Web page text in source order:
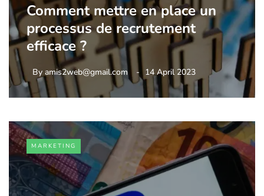
Comment mettre en place un
processus de recrutement
efficace ?
By amis2web@gmail.com 14 April 2023
MARKETING